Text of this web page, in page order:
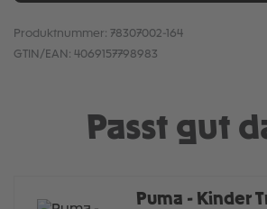
Produktnummer: 78307002-164
GTIN/EAN: 4069157798983
Passt gut
Puma - Kinder